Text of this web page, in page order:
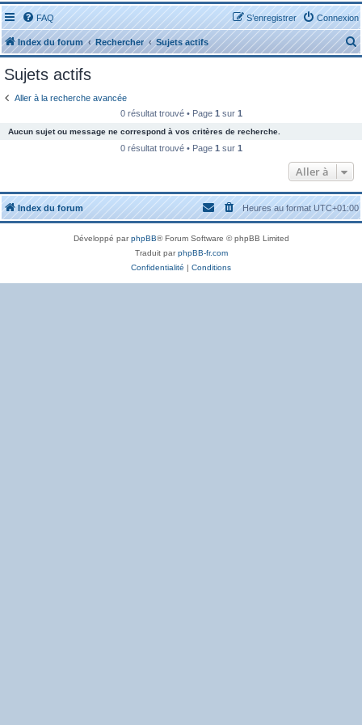
FAQ Connexion
S’enregistrer
Index du forum Rechercher Sujets actifs
e
e
r
Sujets actifs
Aller à la recherche avancée
0 résultat trouvé • Page 1 sur 1
Aucun sujet ou message ne correspond à vos critères de recherche.
0 résultat trouvé • Page 1 sur 1
Aller à
Index du forum Heures au formatUTC+01:00
Développé parphpBB® Forum Software © phpBB Limited
Traduit parphpBB-fr.com
Confidentialité | Conditions